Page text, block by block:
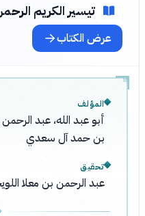
تيسير الكريم
عرض الكتاب
المؤلف
أبو عبد الله، عبد
بن حمد آل سعدي
تحقيق
عبد الرحمن بن معلا